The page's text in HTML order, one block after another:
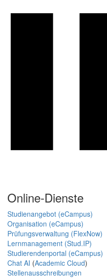
Online-Dienste
Studienangebot (eCampus)
Organisation (eCampus)
Prüfungsverwaltung (FlexNow)
Lernmanagement (Stud.IP)
Studierendenportal (eCampus)
Chat AI (Academic Cloud)
Stellenausschreibungen